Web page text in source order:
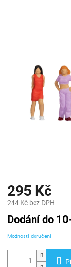
295 Kč
244 Kč bez DPH
Měrná
cena:
Dodání do
Možnosti doručení